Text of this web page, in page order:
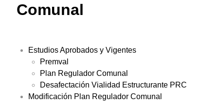
Comunal
Estudios Aprobados y Vigentes
Premval
Plan Regulador Comunal
Desafectación Vialidad Estructurante PRC
Modificación Plan Regulador Comunal